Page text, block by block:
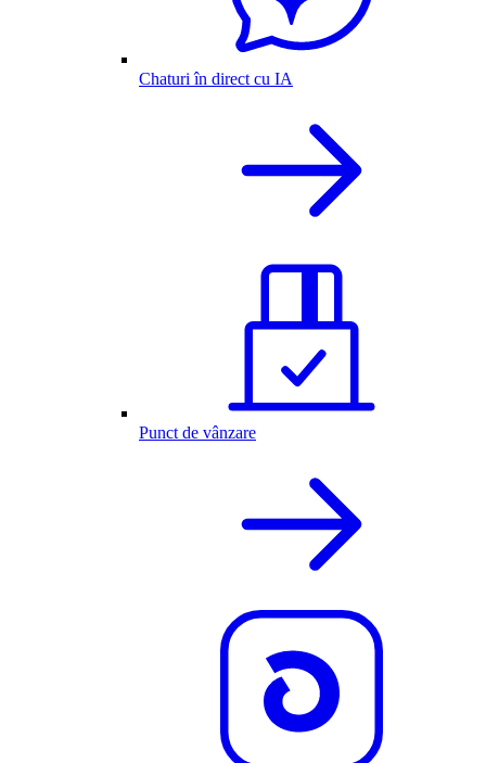
Chaturi în direct cu IA
Punct de vânzare